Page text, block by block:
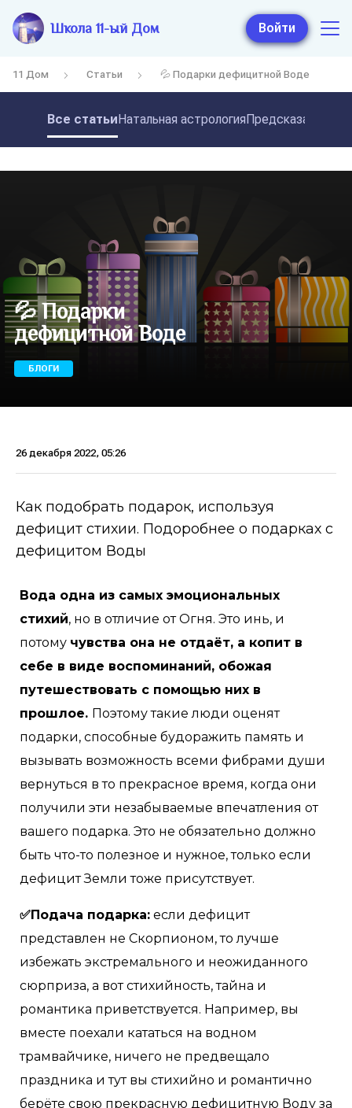
Школа 11-ый Дом Войти
11 Дом Статьи 💦 Подарки дефицитной Воде
Все статьиНатальная астрология
💦 Подарки
дефицитной Воде
БЛОГИ
26 декабря 2022, 05:26
Как подобрать подарок, используя
дефицит стихии. Подоробнее о подарках с
дефицитом Воды
Вода одна из самых эмоциональных
стихий, но в отличие от Огня. Это инь, и
потому чувства она не отдаёт, а копит в
себе в виде воспоминаний, обожая
путешествовать с помощью них в
прошлое. Поэтому такие люди оценят
подарки, способные будоражить память и
вызывать возможность всеми фибрами души
вернуться в то прекрасное время, когда они
получили эти незабываемые впечатления от
вашего подарка. Это не обязательно должно
быть что-то полезное и нужное, только если
дефицит Земли тоже присутствует.
✅Подача подарка: если дефицит
представлен не Cкорпионом, то лучше
избежать экстремального и неожиданного
сюрприза, а вот стихийность, тайна и
романтика приветствуется. Например, вы
вместе поехали кататься на водном
трамвайчике, ничего не предвещало
праздника и тут вы стихийно и романтично
берёте свою прекрасную дефицитную Воду за